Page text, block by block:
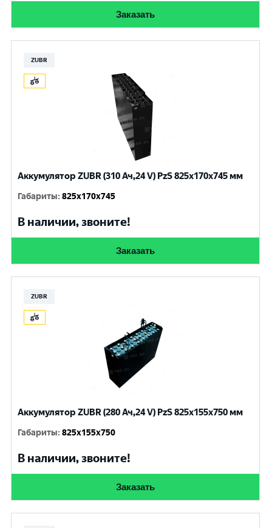
Заказать
ZUBR
Аккумулятор ZUBR (310 Ач,24 V) PzS 825x170x745 мм
Габариты:825x170x745
В наличии, звоните!
Заказать
ZUBR
Аккумулятор ZUBR (280 Ач,24 V) PzS 825x155x750 мм
Габариты:825x155x750
В наличии, звоните!
Заказать